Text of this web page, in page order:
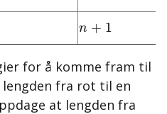
n + 1
n 1
for å komme fram til
fra rot til en
at lengden fra